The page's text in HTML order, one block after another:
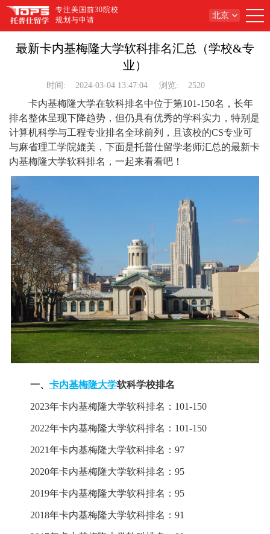
专注美国前30院校
规划与申请
北京
最新卡内基梅隆大学软科排名汇总（学校&专
业）
时间: 2024-03-04 13:47:04 浏览: 2520
卡内基梅隆大学在软科排名中位于第101-150名，长年
排名整体呈现下降趋势，但仍具有优秀的学科实力，特别是
计算机科学与工程专业排名全球前列，且该校的CS专业可
与麻省理工学院媲美，下面是托普仕留学老师汇总的最新卡
内基梅隆大学软科排名，一起来看看吧！
一、 卡内基梅隆大学软科学校排名
2023年卡内基梅隆大学软科排名：101-150
2022年卡内基梅隆大学软科排名：101-150
2021年卡内基梅隆大学软科排名：97
2020年卡内基梅隆大学软科排名：95
2019年卡内基梅隆大学软科排名：95
2018年卡内基梅隆大学软科排名：91